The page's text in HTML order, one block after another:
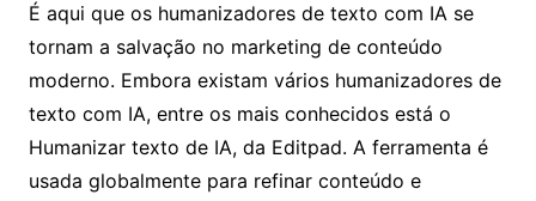
É aqui que os humanizadores de texto com IA se
tornam a salvação no marketing de conteúdo
moderno. Embora existam vários humanizadores de
texto com IA, entre os mais conhecidos está o
Humanizar texto de IA, da Editpad. A ferramenta é
usada globalmente para refinar conteúdo e